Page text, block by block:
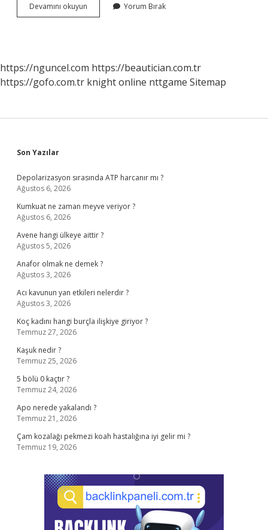
Devamını okuyun
Kısa
Yorum Bırak
https://nguncel.com https://beautician.com.tr
https://gofo.com.tr knight online nttgame Sitemap
Sidebar
Son Yazılar
Depolarizasyon sırasında ATP harcanır mı ?
Ağustos 6, 2026
Kumkuat ne zaman meyve veriyor ?
Ağustos 6, 2026
Avene hangi ülkeye aittir ?
Ağustos 5, 2026
Anafor olmak ne demek ?
Ağustos 3, 2026
Acı kavunun yan etkileri nelerdir ?
Ağustos 3, 2026
Koç kadını hangi burçla ilişkiye giriyor ?
Temmuz 27, 2026
Kaşuk nedir ?
Temmuz 25, 2026
5 bölü 0 kaçtır ?
Temmuz 24, 2026
Apo nerede yakalandı ?
Temmuz 21, 2026
Çam kozalağı pekmezi koah hastalığına iyi gelir mi ?
Temmuz 19, 2026